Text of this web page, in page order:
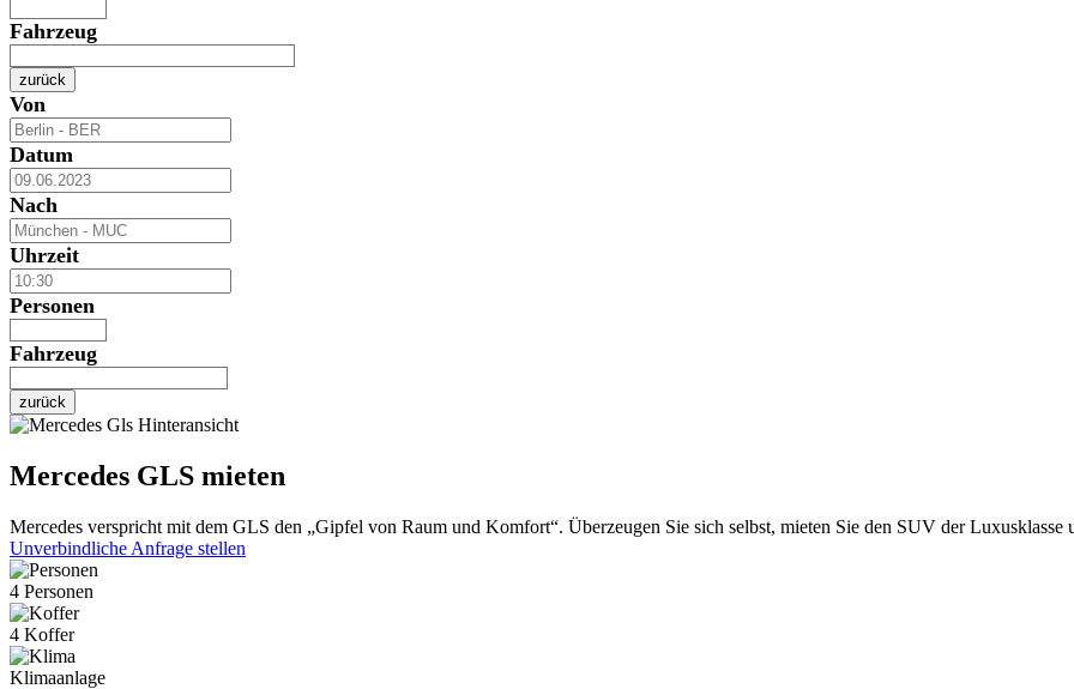
Fahrzeug
zurück
Von
Datum
Nach
Uhrzeit
Personen
Fahrzeug
zurück
Mercedes GLS mieten
Mercedes verspricht mit dem GLS den „Gipfel von Raum und Komfort“. Überzeugen Sie sich selbst, mieten Sie den SUV der
Unverbindliche Anfrage stellen
4 Personen
4 Koffer
Klimaanlage